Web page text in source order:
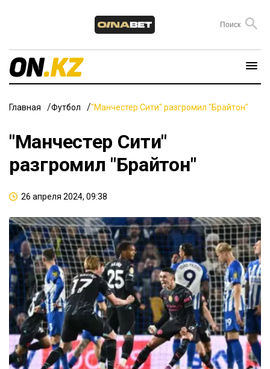
Главная Футбол "Манчестер Сити" разгромил "Брайтон"
"Манчестер Сити"
разгромил "Брайтон"
26 апреля 2024, 09:38